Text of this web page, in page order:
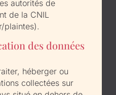
autorités de
de la CNIL
plaintes).
des données
héberger ou
collectées sur